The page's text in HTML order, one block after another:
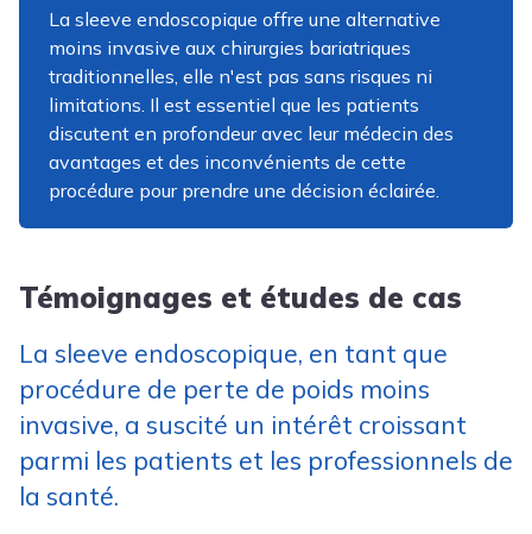
La sleeve endoscopique offre une alternative
moins invasive aux chirurgies bariatriques
traditionnelles, elle n'est pas sans risques ni
limitations. Il est essentiel que les patients
discutent en profondeur avec leur médecin des
avantages et des inconvénients de cette
procédure pour prendre une décision éclairée.
Témoignages et études de cas
La sleeve endoscopique, en tant que
procédure de perte de poids moins
invasive, a suscité un intérêt croissant
parmi les patients et les professionnels de
la santé.